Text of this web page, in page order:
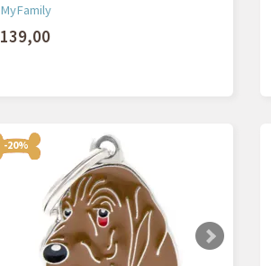
MyFamily
139,00
-20%